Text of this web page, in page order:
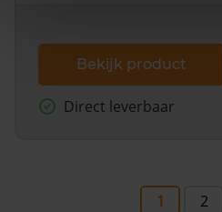
Bekijk product
Direct leverbaar
1 2